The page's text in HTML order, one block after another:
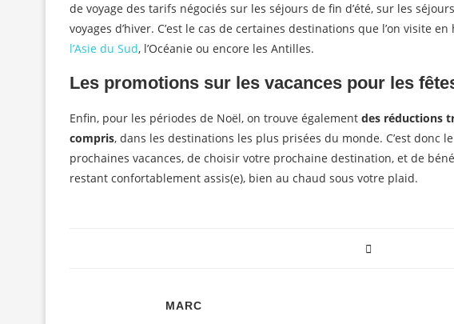
de voyage des tarifs négociés sur les séjours de fin d’été, sur les
voyages d’hiver. C’est le cas de certaines destinations que l’on visite
l’Asie du Sud, l’Océanie ou encore les Antilles.
Les promotions sur les vacances pour les
Enfin, pour les périodes de Noël, on trouve également des réductions
compris, dans les destinations les plus prisées du monde. C’est donc
prochaines vacances, de choisir votre prochaine destination, et de
restant confortablement assis(e), bien au chaud sous votre plaid.
MARC